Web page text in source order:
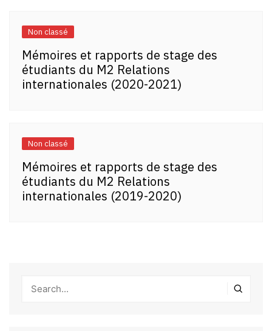
Non classé
Mémoires et rapports de stage des
étudiants du M2 Relations
internationales (2020-2021)
Non classé
Mémoires et rapports de stage des
étudiants du M2 Relations
internationales (2019-2020)